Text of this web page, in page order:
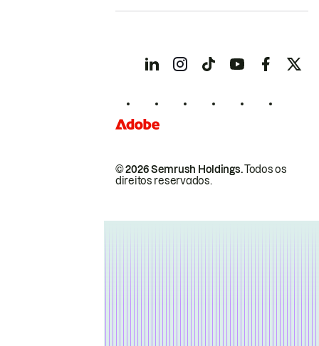
© 2026 Semrush Holdings.Todos os
direitos reservados.